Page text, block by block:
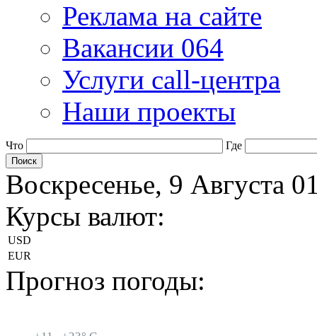
Реклама на сайте
Вакансии 064
Услуги call-центра
Наши проекты
Что Где
Воскресенье, 9 Августа
Курсы валют:
USD
EUR
Прогноз погоды: